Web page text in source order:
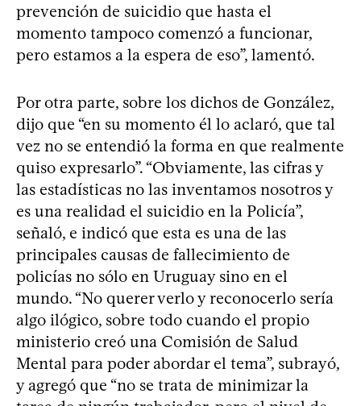
prevención de suicidio que hasta el
momento tampoco comenzó a funcionar,
pero estamos a la espera de eso”, lamentó.
Por otra parte, sobre los dichos de González,
dijo que “en su momento él lo aclaró, que tal
vez no se entendió la forma en que realmente
quiso expresarlo”. “Obviamente, las cifras y
las estadísticas no las inventamos nosotros y
es una realidad el suicidio en la Policía”,
señaló, e indicó que esta es una de las
principales causas de fallecimiento de
policías no sólo en Uruguay sino en el
mundo. “No querer verlo y reconocerlo sería
algo ilógico, sobre todo cuando el propio
ministerio creó una Comisión de Salud
Mental para poder abordar el tema”, subrayó,
y agregó que “no se trata de minimizar la